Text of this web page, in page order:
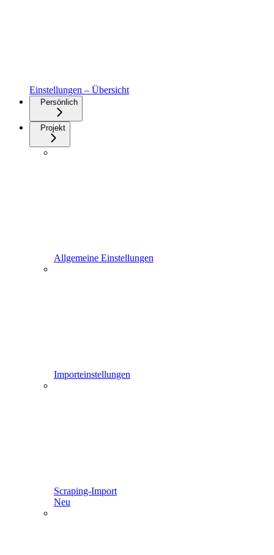
Einstellungen – Übersicht
Persönlich
Projekt
Allgemeine Einstellungen
Importeinstellungen
Scraping-Import
Neu